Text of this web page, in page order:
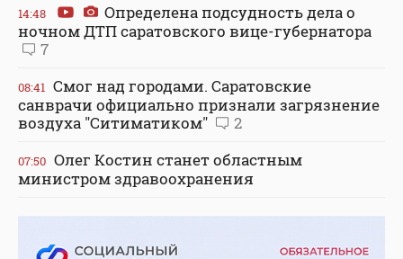
14:48
Определена подсудность дела о
ночном ДТП саратовского вице-губернатора
7
08:41 Смог над городами. Саратовские
санврачи официально признали загрязнение
воздуха "Ситиматиком"
2
07:50 Олег Костин станет областным
министром здравоохранения